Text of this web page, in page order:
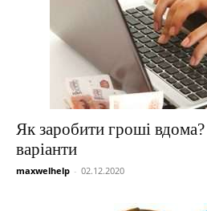
Як заробити гроші
варіанти
maxwelhelp - 02.12.2020